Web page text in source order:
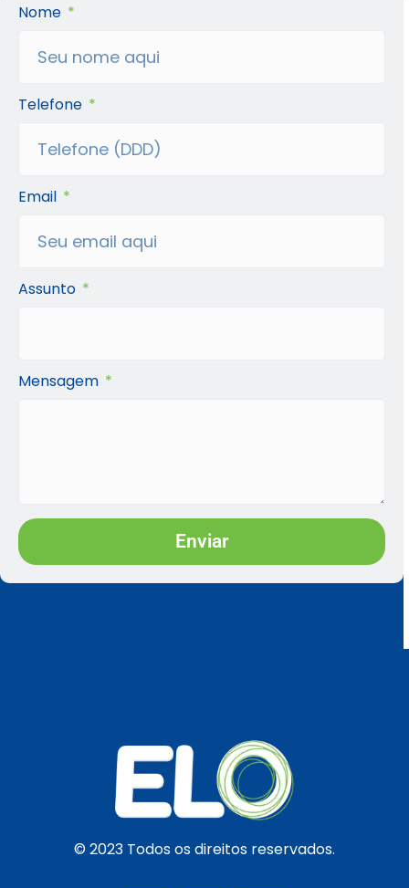
Nome
Telefone
Email
Assunto
Mensagem
Enviar
© 2023 Todos os direitos reservados.